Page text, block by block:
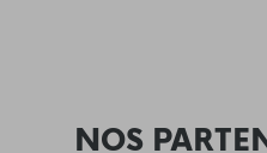
NOS